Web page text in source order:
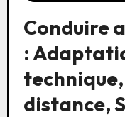
Conduire
:
distance,